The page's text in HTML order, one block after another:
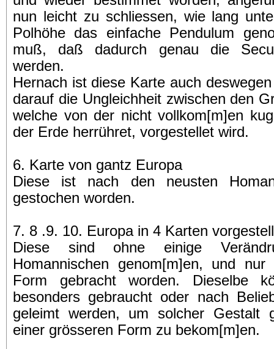
nun leicht zu schliessen, wie lang
Polhöhe das einfache Pendulum
muß, daß dadurch genau die
werden.
Hernach ist diese Karte auch
darauf die Ungleichheit zwischen den
welche von der nicht vollkom[m]en
der Erde herrühret, vorgestellet wird.
6. Karte von gantz Europa
Diese ist nach den neusten
gestochen worden.
7. 8 .9. 10. Europa in 4 Karten
Diese sind ohne einige
Homannischen genom[m]en, und
Form gebracht worden. Dieselbe
besonders gebraucht oder nach
geleimt werden, um solcher Gestalt
einer grösseren Form zu bekom[m]en.